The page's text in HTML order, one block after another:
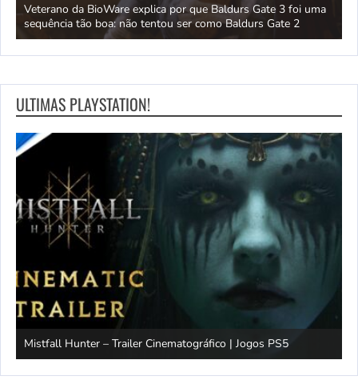
Veterano da BioWare explica por que Baldurs Gate 3 foi uma
sequência tão boa: não tentou ser como Baldurs Gate 2
ULTIMAS PLAYSTATION!
Mistfall Hunter – Trailer Cinematográfico | Jogos PS5